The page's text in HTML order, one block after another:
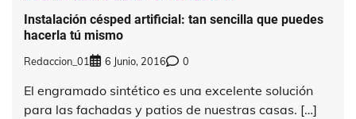
Instalación césped artificial: tan sencilla que puedes
hacerla tú mismo
Redaccion_01 6 Junio, 2016 0
El engramado sintético es una excelente solución
para las fachadas y patios de nuestras casas. […]